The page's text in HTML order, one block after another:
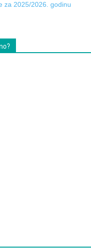
za 2025/2026. godinu